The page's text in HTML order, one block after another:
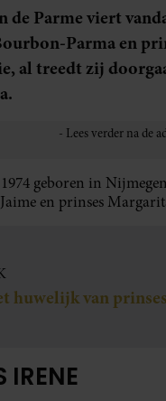
Parme viert
Parma en
al treedt zij
geboren in
en prinses
huwelijk van
IRENE